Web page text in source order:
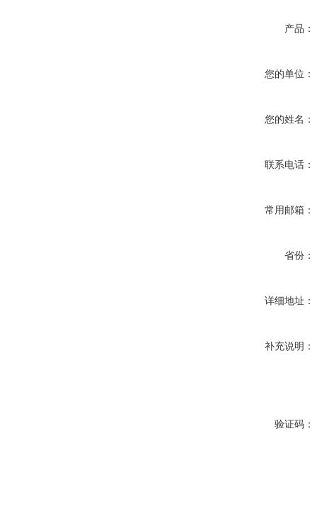
产品：
您的单位：
您的姓名：
联系电话：
常用邮箱：
省份：
详细地址：
补充说明：
验证码：